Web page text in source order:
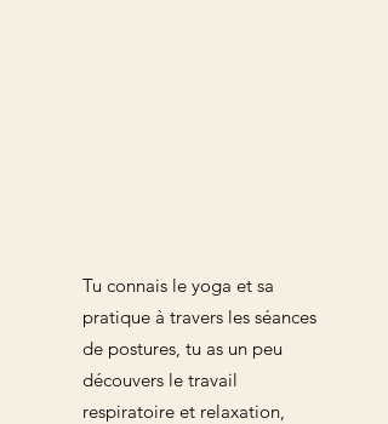
Tu connais le yoga et sa
pratique à travers les séances
de postures, tu as un peu
découvers le travail
respiratoire et relaxation,